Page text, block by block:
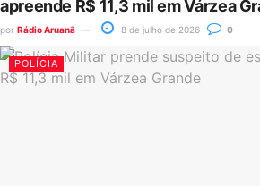
apreende R$ 11,3 mil em Várzea
por Rádio Aruanã 8 de julho de 2026 0
POLÍCIA